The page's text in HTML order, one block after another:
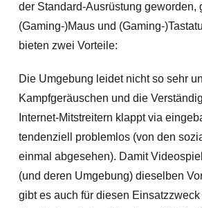
der Standard-Ausrüstung geworden,
(Gaming-)Maus und (Gaming-
bieten zwei Vorteile:
Die Umgebung leidet nicht so sehr
Kampfgeräuschen und die
Internet-Mitstreitern klappt via
tendenziell problemlos (von den
einmal abgesehen). Damit
(und deren Umgebung) dieselben
gibt es auch für diesen